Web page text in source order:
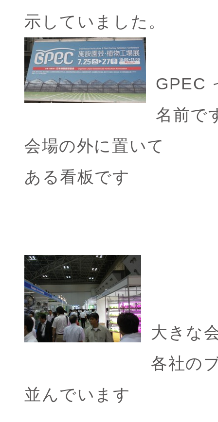
示していました。
GPEC
名前で
会場の外に置いて
ある看板です
大きな
各社の
並んでいます